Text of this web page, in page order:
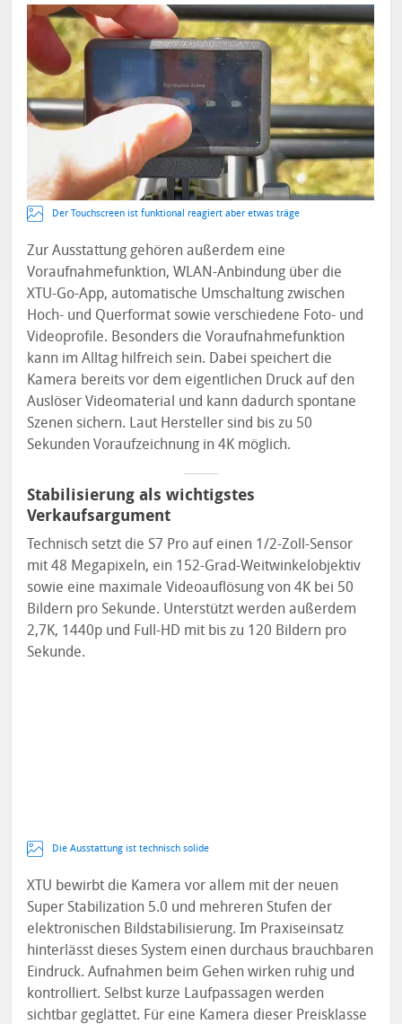
Der Touchscreen ist funktional reagiert aber etwas träge
Zur Ausstattung gehören außerdem eine
Voraufnahmefunktion, WLAN-Anbindung über die
XTU-Go-App, automatische Umschaltung zwischen
Hoch- und Querformat sowie verschiedene Foto- und
Videoprofile. Besonders die Voraufnahmefunktion
kann im Alltag hilfreich sein. Dabei speichert die
Kamera bereits vor dem eigentlichen Druck auf den
Auslöser Videomaterial und kann dadurch spontane
Szenen sichern. Laut Hersteller sind bis zu 50
Sekunden Voraufzeichnung in 4K möglich.
Stabilisierung als wichtigstes
Verkaufsargument
Technisch setzt die S7 Pro auf einen 1/2-Zoll-Sensor
mit 48 Megapixeln, ein 152-Grad-Weitwinkelobjektiv
sowie eine maximale Videoauflösung von 4K bei 50
Bildern pro Sekunde. Unterstützt werden außerdem
2,7K, 1440p und Full-HD mit bis zu 120 Bildern pro
Sekunde.
Die Ausstattung ist technisch solide
XTU bewirbt die Kamera vor allem mit der neuen
Super Stabilization 5.0 und mehreren Stufen der
elektronischen Bildstabilisierung. Im Praxiseinsatz
hinterlässt dieses System einen durchaus brauchbaren
Eindruck. Aufnahmen beim Gehen wirken ruhig und
kontrolliert. Selbst kurze Laufpassagen werden
sichtbar geglättet. Für eine Kamera dieser Preisklasse